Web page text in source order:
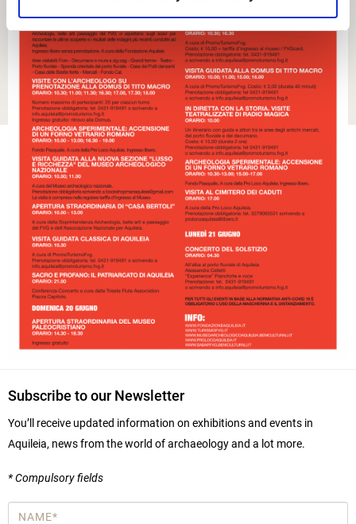
Subscribe to our Newsletter
You’ll receive updated information on exhibitions and events in
Aquileia, news from the world of archaeology and a lot more.
* Compulsory fields
Name